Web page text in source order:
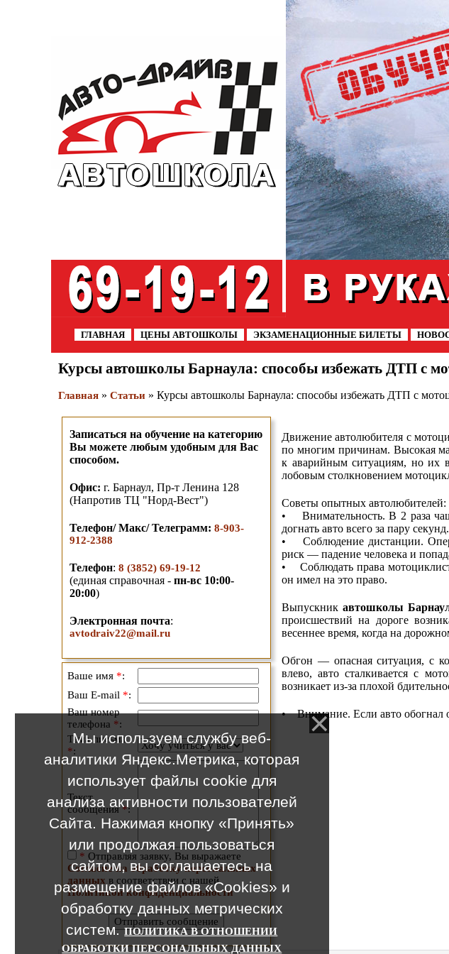
ГЛАВНАЯ ЦЕНЫ АВТОШКОЛЫ ЭКЗАМЕНАЦИОННЫЕ БИЛЕТЫ
Курсы автошколы Барнаула: способы избежать ДТП с
Главная » Статьи » Курсы автошколы Барнаула: способы избежать ДТП с
Записаться на обучение на категорию
Вы можете любым удобным для Вас
способом.
Офис: г. Барнаул, Пр-т Ленина 128
(Напротив ТЦ "Норд-Вест")
Телефон/ Макс/ Телеграмм: 8-903-
912-2388
Телефон: 8 (3852) 69-19-12
(единая справочная - пн-вс 10:00-
20:00)
Электронная почта:
avtodraiv22@mail.ru
Ваше имя *:
Ваш E-mail *:
Ваш номер
телефона *:
Тема письма
*:
Текст
сообщения*:
* Отправляя заявку, Вы выражаете
Согласие на обработку персональных
данных в соответствии с нашей
Политикой конфиденциальности
Движение автолюбителя с
по многим причинам. Высокая
к аварийным ситуациям, но их
лобовым столкновением
Советы опытных автолюбителей:
• Внимательность. В 2 раза
догнать авто всего за пару секунд.
• Соблюдение дистанции.
риск — падение человека и
• Соблюдать права
он имел на это право.
Выпускникавтошколы
происшествий на дороге
весеннее время, когда на
Обгон — опасная ситуация, с
влево, авто сталкивается с
возникает из-за плохой
• Внимание. Если авто обогнал
Мы используем службу веб-
аналитики Яндекс.Метрика, которая
использует файлы cookie для
анализа активности пользователей
Сайта. Нажимая кнопку «Принять»
или продолжая пользоваться
сайтом, вы соглашаетесь на
размещение файлов «Cookies» и
обработку данных метрических
систем.ПОЛИТИКА В ОТНОШЕНИИ
ОБРАБОТКИ ПЕРСОНАЛЬНЫХ ДАННЫХ